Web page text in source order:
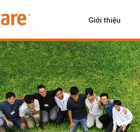
Giới thiệu